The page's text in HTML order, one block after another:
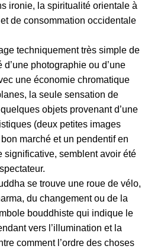
ironie, la spiritualité orientale à
de consommation occidentale
techniquement très simple de
photographie ou d’une
une économie chromatique
la seule sensation de
objets provenant d’une
(deux petites images
marché et un pendentif en
significative, semblent avoir été
se trouve une roue de vélo,
du changement ou de la
bouddhiste qui indique le
vers l’illumination et la
comment l’ordre des choses